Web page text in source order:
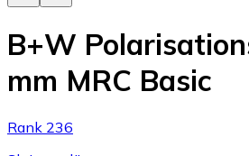
B+W
mm MRC Basic
Rank 236